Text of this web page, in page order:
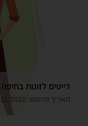
תאריך פרסום: 14/11/2020